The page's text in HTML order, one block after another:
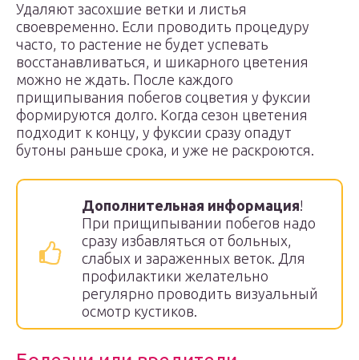
Удаляют засохшие ветки и листья
своевременно. Если проводить процедуру
часто, то растение не будет успевать
восстанавливаться, и шикарного цветения
можно не ждать. После каждого
прищипывания побегов соцветия у фуксии
формируются долго. Когда сезон цветения
подходит к концу, у фуксии сразу опадут
бутоны раньше срока, и уже не раскроются.
Дополнительная информация!
При прищипывании побегов надо
сразу избавляться от больных,
слабых и зараженных веток. Для
профилактики желательно
регулярно проводить визуальный
осмотр кустиков.